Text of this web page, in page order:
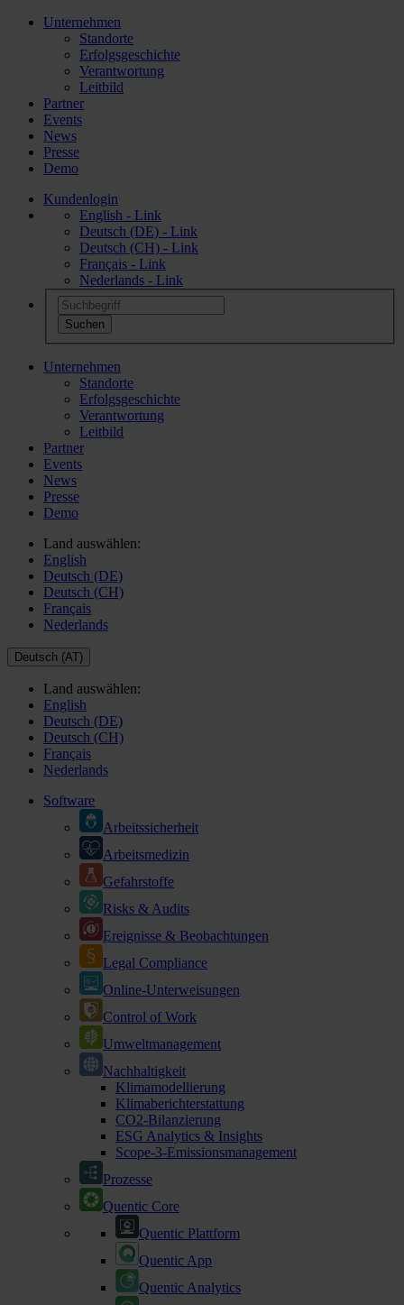
Unternehmen
Standorte
Erfolgsgeschichte
Verantwortung
Leitbild
Partner
Events
News
Presse
Demo
Kundenlogin
English - Link
Deutsch (DE) - Link
Deutsch (CH) - Link
Français - Link
Nederlands - Link
Unternehmen
Standorte
Erfolgsgeschichte
Verantwortung
Leitbild
Partner
Events
News
Presse
Demo
Land auswählen:
English
Deutsch (DE)
Deutsch (CH)
Français
Nederlands
Deutsch (AT)
Land auswählen:
English
Deutsch (DE)
Deutsch (CH)
Français
Nederlands
Software
Arbeitssicherheit
Arbeitsmedizin
Gefahrstoffe
Risks & Audits
Ereignisse & Beobachtungen
Legal Compliance
Online-Unterweisungen
Control of Work
Umweltmanagement
Nachhaltigkeit
Klimamodellierung
Klimaberichterstattung
CO2-Bilanzierung
ESG Analytics & Insights
Scope-3-Emissionsmanagement
Prozesse
Quentic Core
Quentic Plattform
Quentic App
Quentic Analytics